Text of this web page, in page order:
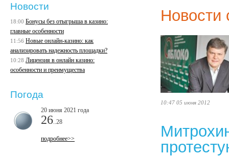
Новости
10:47 05 июня 2012
Новости
18:00 Бонусы без отыгрыша в казино:
главные особенности
11:56 Новые онлайн-казино: как
анализировать надежность площадки?
10:28 Лицензия в онлайн казино:
особенности и преимущества
Погода
20 июня 2021 года
26 ..28
подробнее>>